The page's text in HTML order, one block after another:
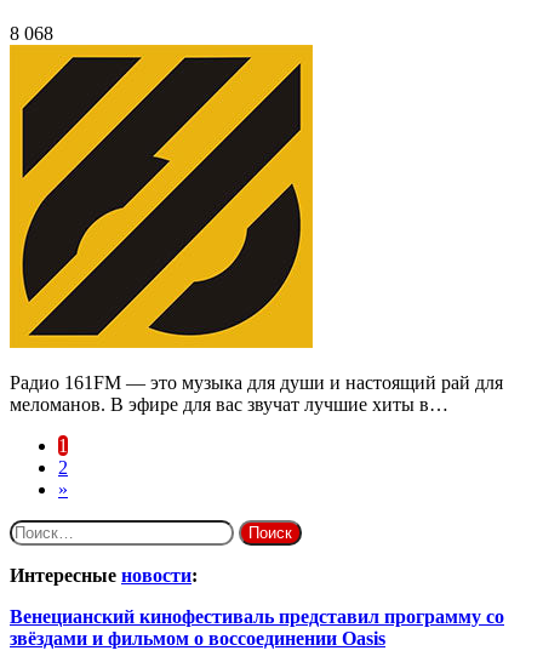
8 068
Радио 161FM — это музыка для души и настоящий рай для
меломанов. В эфире для вас звучат лучшие хиты в…
1
2
»
Найти:
Интересные новости:
Венецианский кинофестиваль представил программу со
звёздами и фильмом о воссоединении Oasis